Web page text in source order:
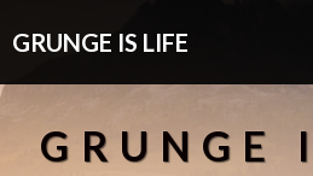
GRUNGE IS LIFE
GRUNGE